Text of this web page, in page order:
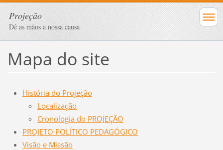
Projeção
Dê as mãos a nossa causa
Mapa do site
História do Projeção
Localização
Cronologia do PROJEÇÃO
PROJETO POLÍTICO PEDAGÓGICO
Visão e Missão